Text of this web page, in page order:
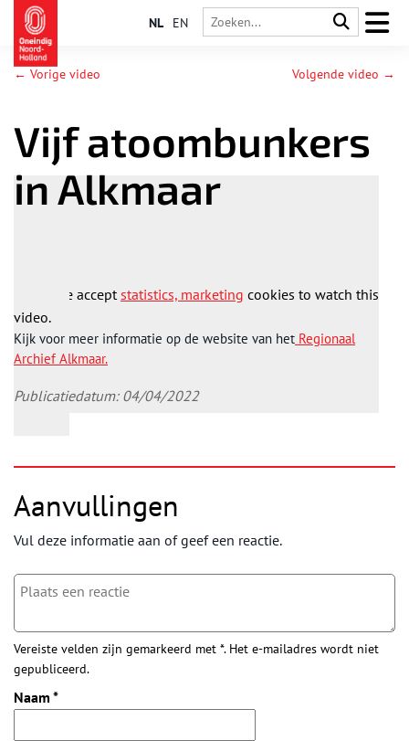
NL EN
← Vorige video Volgende video →
Vijf atoombunkers
in Alkmaar
Please acceptstatistics, marketing cookies to watch this
video.
Kijk voor meer informatie op de website van het Regionaal
Archief Alkmaar.
Publicatiedatum: 04/04/2022
Aanvullingen
Vul deze informatie aan of geef een reactie.
Vereiste velden zijn gemarkeerd met *. Het e-mailadres wordt niet
gepubliceerd.
Naam *